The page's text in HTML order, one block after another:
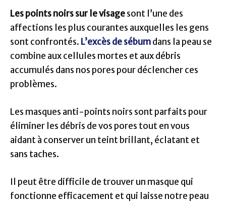
Les points noirs sur le visagesont l’une des
affections les plus courantes auxquelles les gens
sont confrontés. L’excès de sébumdans la peau se
combine aux cellules mortes et aux débris
accumulés dans nos pores pour déclencher ces
problèmes.
Les masques anti-points noirs sont parfaits pour
éliminer les débris de vos pores tout en vous
aidant à conserver un teint brillant, éclatant et
sans taches.
Il peut être difficile de trouver un masque qui
fonctionne efficacement et qui laisse notre peau